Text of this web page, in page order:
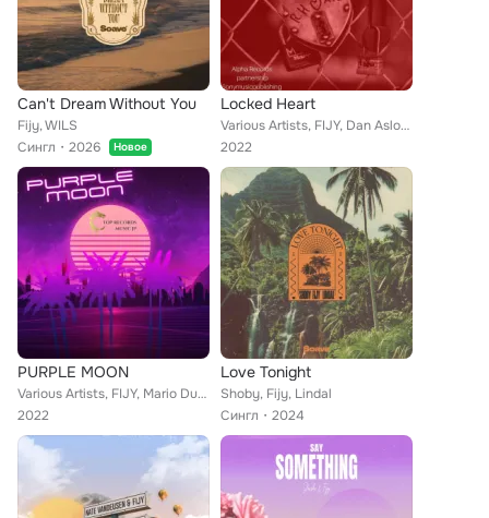
Can't Dream Without You
Fijy, WILS
Сингл
2026 Новое
Locked Heart
Various Artists, FIJY, Dan Aslow & Lou Starry, Mario Duchi, Carlos Ranieri, Lipe, Jame Starck feat. Anuhel
2022
PURPLE MOON
Various Artists, FIJY, Mario Duchi, StevAxel, Carlos Ranieri, Lipe
2022
Love Tonight
Shoby, Fijy, Lindal
Сингл
2024